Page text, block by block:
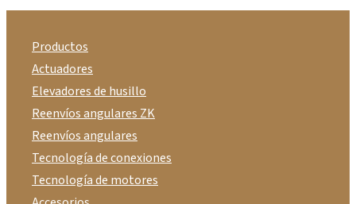
Productos
Actuadores
Elevadores de husillo
Reenvíos angulares ZK
Reenvíos angulares
Tecnología de conexiones
Tecnología de motores